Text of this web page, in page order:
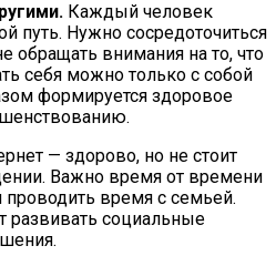
Каждый человек
путь. Нужно сосредоточиться
обращать внимания на то, что
себя можно только с собой
формируется здоровое
— здорово, но не стоит
Важно время от времени
проводить время с семьей.
социальные